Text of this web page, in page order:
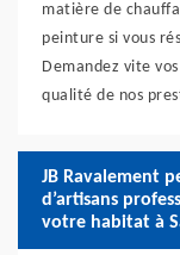
matière de
peinture si vous
Demandez vite
qualité de nos
JB Ravalement
d’artisans
votre habitat à